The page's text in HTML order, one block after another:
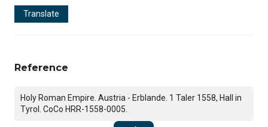
Translate
Reference
Holy Roman Empire. Austria - Erblande. 1 Taler 1558, Hall in
Tyrol. CoCo HRR-1558-0005.